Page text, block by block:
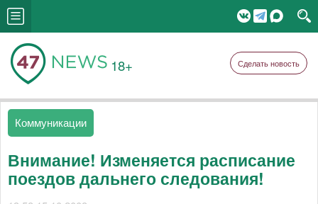
18+ Сделать новость
Коммуникации
Внимание! Изменяется расписание
поездов дальнего следования!